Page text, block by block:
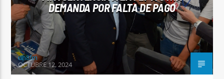
DEMANDA POR FALTA DE PAGO
dh8fm
OCTUBRE 12, 2024